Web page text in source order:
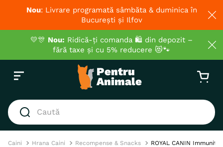
Nou: Livrare programată sâmbăta & duminica în
București și Ilfov
💛🎊 Nou: Ridică-ți comanda 🛍️ din depozit –
fără taxe și cu 5% reducere 😻🐾
Caută
Caini Hrana Caini Recompense & Snacks ROYAL CANIN